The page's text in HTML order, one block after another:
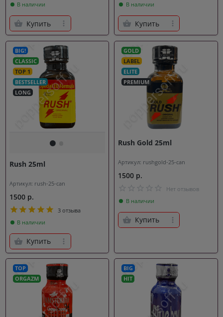
В наличии
Купить
В наличии
Купить
BIG!
CLASSIC
TOP 1
BESTSELLER
LONG
Rush 25ml
Артикул: rush-25-can
1500 р.
3 отзыва
В наличии
Купить
GOLD
LABEL
ELITE
PREMIUM
Rush Gold 25ml
Артикул: rushgold-25-can
1500 р.
Нет отзывов
В наличии
Купить
TOP
ORGAZM
BIG
HIT